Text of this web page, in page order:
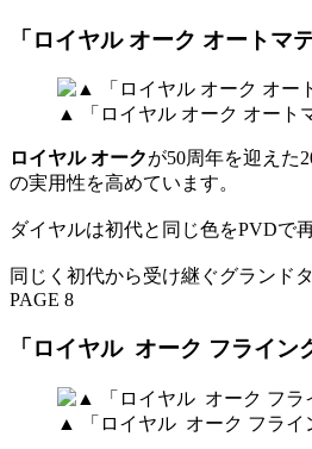
「ロイヤル オーク オートマ
▲ 「ロイヤル オーク オート
ロイヤル オークが50周年を迎えた
の実用性を高めています。
ダイヤルは初代と同じ色をPVDで
同じく初代から受け継ぐグランド
PAGE 8
「ロイヤル オーク フライン
▲ 「ロイヤル オーク フライ